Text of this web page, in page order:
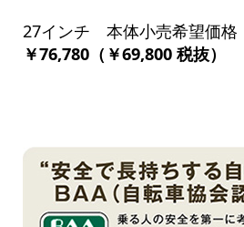
27インチ 本体小売希望価格
￥76,780（￥69,800 税抜）